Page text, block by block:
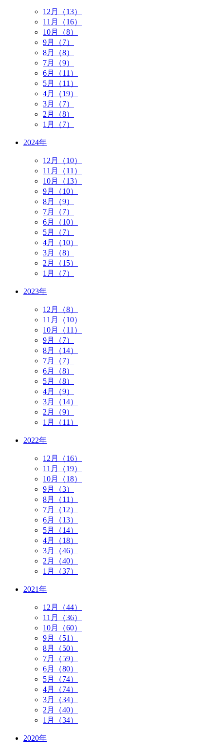
12月（13）
11月（16）
10月（8）
9月（7）
8月（8）
7月（9）
6月（11）
5月（11）
4月（19）
3月（7）
2月（8）
1月（7）
2024年
12月（10）
11月（11）
10月（13）
9月（10）
8月（9）
7月（7）
6月（10）
5月（7）
4月（10）
3月（8）
2月（15）
1月（7）
2023年
12月（8）
11月（10）
10月（11）
9月（7）
8月（14）
7月（7）
6月（8）
5月（8）
4月（9）
3月（14）
2月（9）
1月（11）
2022年
12月（16）
11月（19）
10月（18）
9月（3）
8月（11）
7月（12）
6月（13）
5月（14）
4月（18）
3月（46）
2月（40）
1月（37）
2021年
12月（44）
11月（36）
10月（60）
9月（51）
8月（50）
7月（59）
6月（80）
5月（74）
4月（74）
3月（34）
2月（40）
1月（34）
2020年